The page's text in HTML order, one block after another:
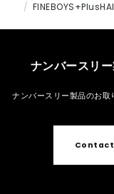
ナンバースリ
ナンバースリー製品のお取
Contact